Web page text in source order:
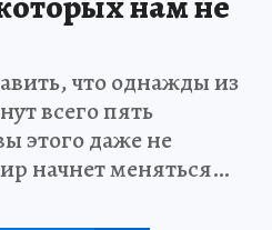
что однажды из
всего пять
этого даже не
начнет меняться…